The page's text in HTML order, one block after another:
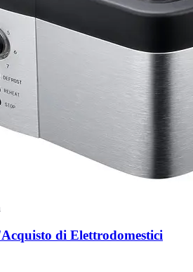
di Elettrodomestici